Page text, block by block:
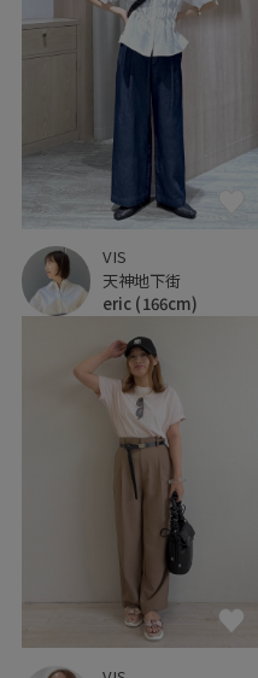
VIS
天神地下街
eric (166cm)